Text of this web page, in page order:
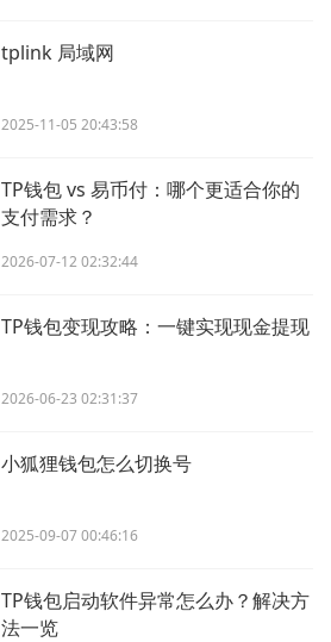
tplink 局域网
2025-11-05 20:43:58
TP钱包 vs 易币付：哪个更适合你的
支付需求？
2026-07-12 02:32:44
TP钱包变现攻略：一键实现现金提现
2026-06-23 02:31:37
小狐狸钱包怎么切换号
2025-09-07 00:46:16
TP钱包启动软件异常怎么办？解决方
法一览